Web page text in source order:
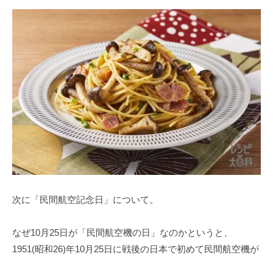
次に「民間航空記念日」について。
なぜ10月25日が「民間航空機の日」なのかというと、
1951(昭和26)年10月25日に戦後の日本で初めて民間航空機が